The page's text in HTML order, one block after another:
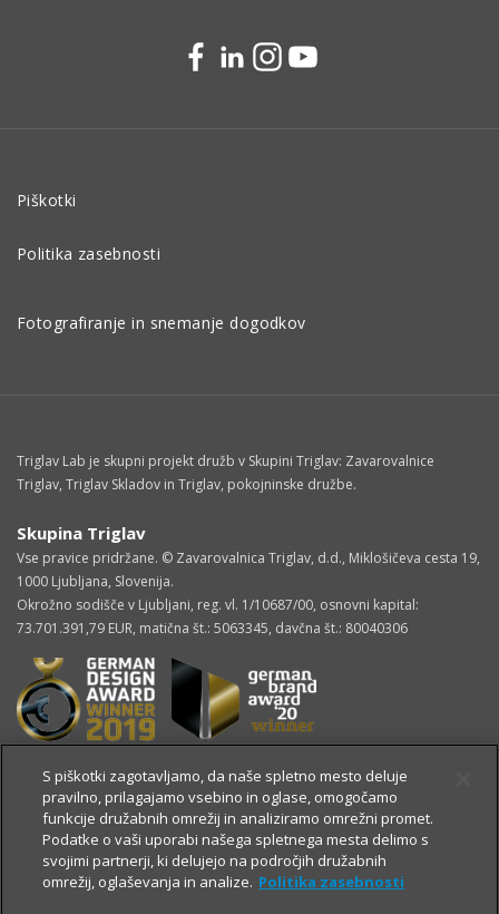
Piškotki
Politika zasebnosti
Fotografiranje in snemanje dogodkov
Triglav Lab je skupni projekt družb v Skupini Triglav: Zavarovalnice
Triglav, Triglav Skladov in Triglav, pokojninske družbe.
Skupina Triglav
Vse pravice pridržane. © Zavarovalnica Triglav, d.d., Miklošičeva cesta 19,
1000 Ljubljana, Slovenija.
Okrožno sodišče v Ljubljani, reg. vl. 1/10687/00, osnovni kapital:
73.701.391,79 EUR, matična št.: 5063345, davčna št.: 80040306
S piškotki zagotavljamo, da naše spletno mesto deluje
pravilno, prilagajamo vsebino in oglase, omogočamo
funkcije družabnih omrežij in analiziramo omrežni promet.
Podatke o vaši uporabi našega spletnega mesta delimo s
svojimi partnerji, ki delujejo na področjih družabnih
omrežij, oglaševanja in analize. Politika zasebnosti